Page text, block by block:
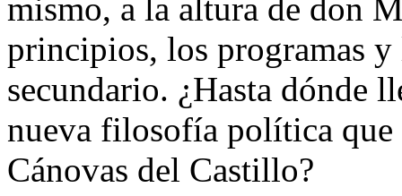
mismo, a la altura de don
principios, los programas y
secundario. ¿Hasta dónde
nueva filosofía política
Cánovas del Castillo?